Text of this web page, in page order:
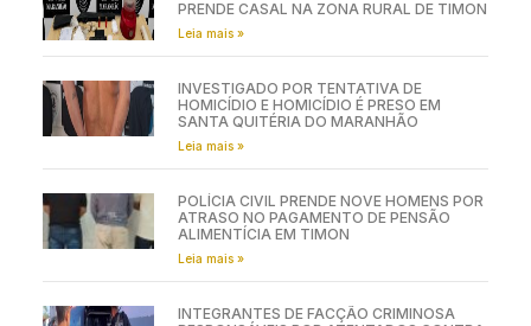
PRENDE CASAL NA ZONA RURAL DE TIMON
Leia mais »
INVESTIGADO POR TENTATIVA DE
HOMICÍDIO E HOMICÍDIO É PRESO EM
SANTA QUITÉRIA DO MARANHÃO
Leia mais »
POLÍCIA CIVIL PRENDE NOVE HOMENS POR
ATRASO NO PAGAMENTO DE PENSÃO
ALIMENTÍCIA EM TIMON
Leia mais »
INTEGRANTES DE FACÇÃO CRIMINOSA